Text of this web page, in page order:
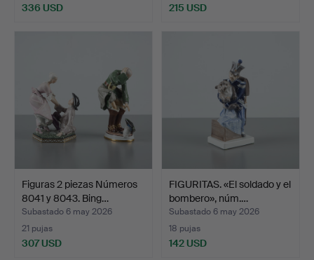
336 USD 215 USD
Figuras 2 piezas Números
8041 y 8043. Bing…
Subastado 6 may 2026
21 pujas
307 USD
FIGURITAS. «El soldado y el
bombero», núm.…
Subastado 6 may 2026
18 pujas
142 USD